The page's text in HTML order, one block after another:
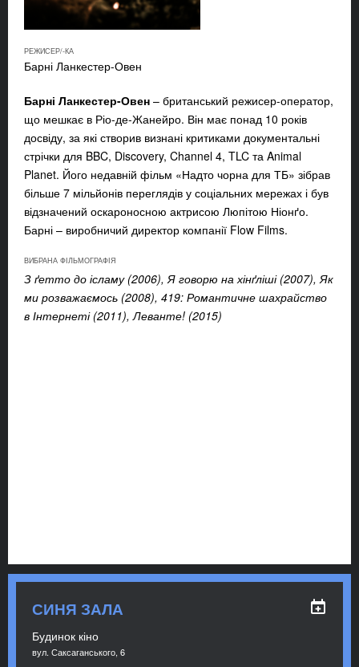
РЕЖИСЕР/-КА
Барні Ланкестер-Овен
Барні Ланкестер-Овен – британський режисер-оператор,
що мешкає в Ріо-де-Жанейро. Він має понад 10 років
досвіду, за які створив визнані критиками документальні
стрічки для BBC, Discovery, Channel 4, TLC та Animal
Planet. Його недавній фільм «Надто чорна для ТБ» зібрав
більше 7 мільйонів переглядів у соціальних мережах і був
відзначений оскароносною актрисою Люпітою Ніонґо.
Барні – виробничий директор компанії Flow Films.
ВИБРАНА ФІЛЬМОГРАФІЯ
З ґетто до ісламу (2006), Я говорю на хінґліші (2007), Як
ми розважаємось (2008), 419: Романтичне шахрайство
в Інтернеті (2011), Леванте! (2015)
СИНЯ ЗАЛА
Будинок кіно
вул. Саксаганського, 6